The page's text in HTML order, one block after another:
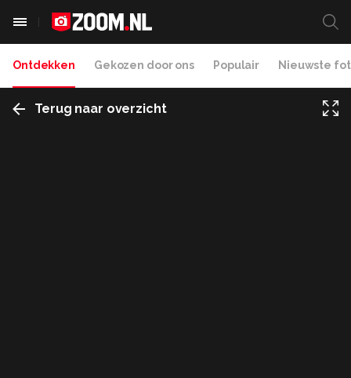
Ontdekken Gekozen door ons Populair Nieuwste
Terug naar overzicht